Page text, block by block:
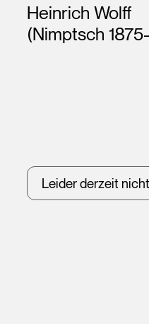
Künstler*innen
Heinrich Wolff
(Nimptsch
Leider derzeit